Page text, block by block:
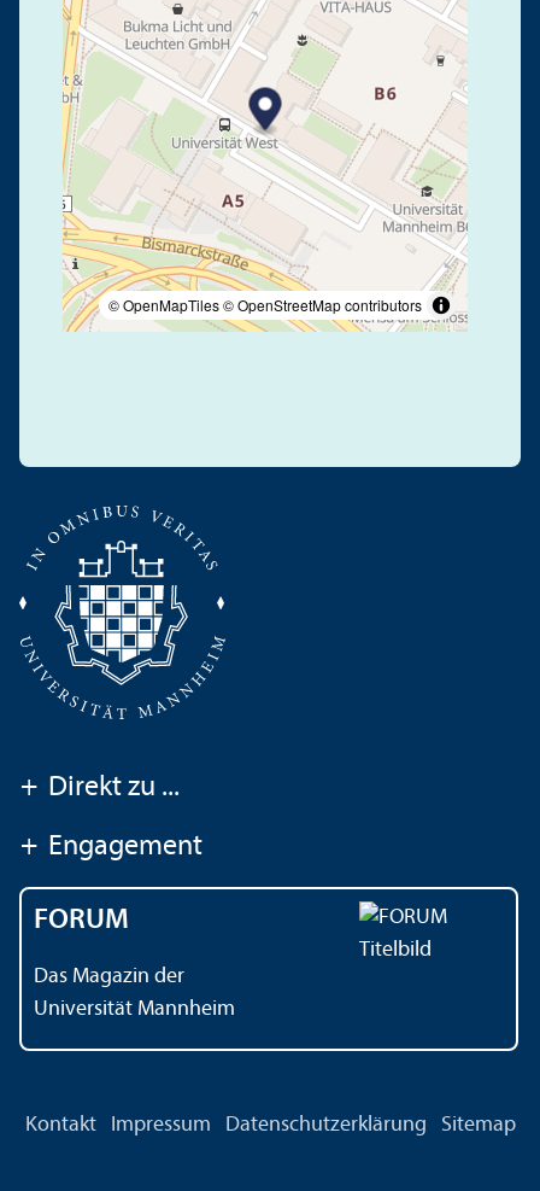
© OpenMapTiles© OpenStreetMap contributors
+ Direkt zu ...
+ Engagement
FORUM
Das Magazin der
Universität Mannheim
Kontakt Impressum Datenschutz­erklärung Sitemap